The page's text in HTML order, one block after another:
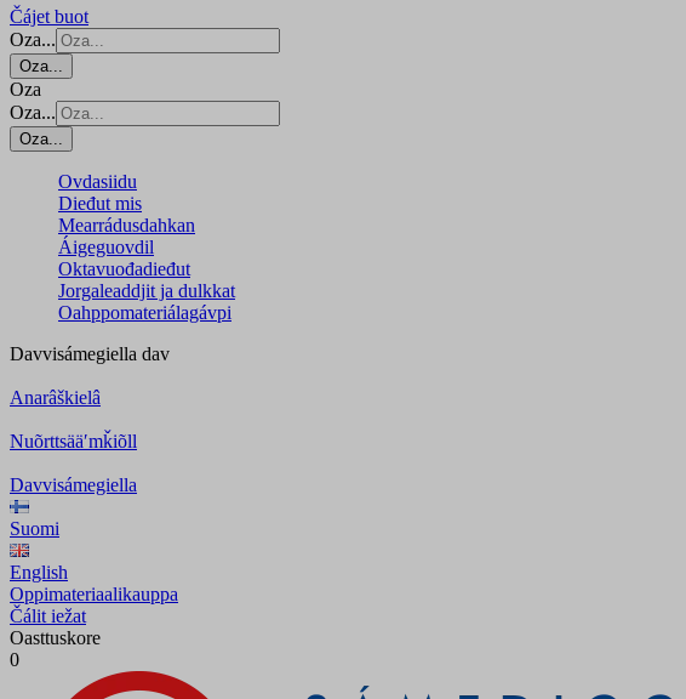
Čájet buot
Oza...
Oza...
Oza
Oza...
Oza...
Ovdasiidu
Dieđut mis
Mearrádusdahkan
Áigeguovdil
Oktavuođadieđut
Jorgaleaddjit ja dulkkat
Oahppomateriálagávpi
Davvisámegiella dav
Anarâškielâ
Nuõrttsääʹmǩiõll
Davvisámegiella
Suomi
English
Oppimateriaalikauppa
Čálit iežat
Oasttuskore
0